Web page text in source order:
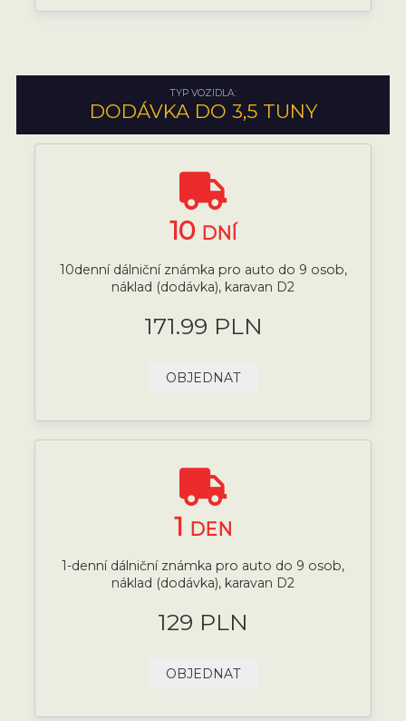
TYP VOZIDLA:
DODÁVKA DO 3,5 TUNY
10 DNÍ
10denní dálniční známka pro auto do 9 osob,
náklad (dodávka), karavan D2
171.99 PLN
OBJEDNAT
1 DEN
1-denní dálniční známka pro auto do 9 osob,
náklad (dodávka), karavan D2
129 PLN
OBJEDNAT